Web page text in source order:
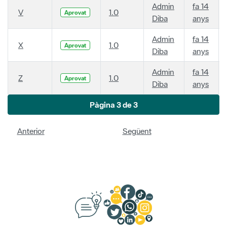
V Aprovat 1.0
Admin
Diba
fa 14
anys
X Aprovat 1.0
Admin
Diba
fa 14
anys
Z Aprovat 1.0
Admin
Diba
fa 14
anys
Pàgina 3 de 3
Anterior Següent